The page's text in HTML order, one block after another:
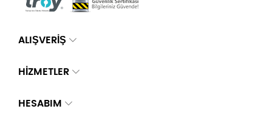
ALIŞVERİŞ
HİZMETLER
HESABIM